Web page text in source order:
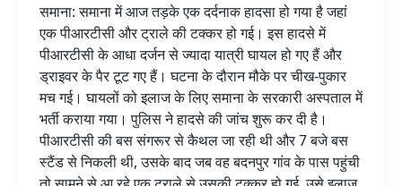
समाना: समाना में आज तड़के एक दर्दनाक हादसा हो गया है जहां
एक पीआरटीसी और ट्राले की टक्कर हो गई। इस हादसे में
पीआरटीसी के आधा दर्जन से ज्यादा यात्री घायल हो गए हैं और
ड्राइवर के पैर टूट गए हैं। घटना के दौरान मौके पर चीख-पुकार
मच गई। घायलों को इलाज के लिए समाना के सरकारी अस्पताल में
भर्ती कराया गया। पुलिस ने हादसे की जांच शुरू कर दी है।
पीआरटीसी की बस संगरूर से कैथल जा रही थी और 7 बजे बस
स्टैंड से निकली थी, उसके बाद जब वह बदनपुर गांव के पास पहुंची
यात्री
घायल;
बस
बुरी
तरह
क्षतिग्रस्त